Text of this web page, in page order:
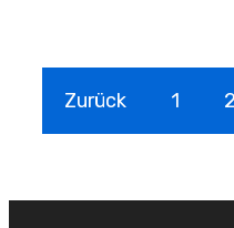
Zurück 1 2